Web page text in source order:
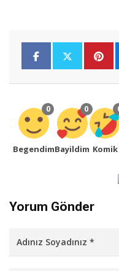
0
Begendim
0
Bayildim Komik
Yorum Gönder